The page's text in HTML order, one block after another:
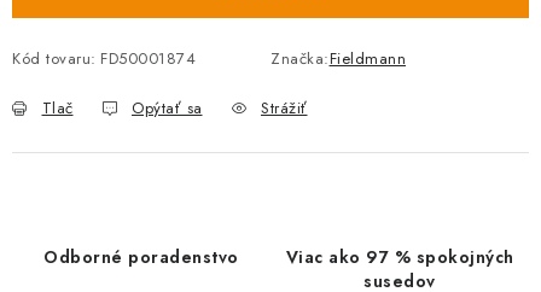
Kód tovaru: FD50001874 Značka:Fieldmann
Tlač Opýtať sa Strážiť
Odborné poradenstvo
Viac ako 97 % spokojných
susedov